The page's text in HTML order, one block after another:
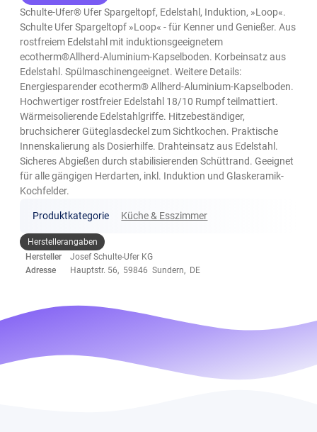
Schulte-Ufer® Ufer Spargeltopf, Edelstahl, Induktion, »Loop«.
Schulte Ufer Spargeltopf »Loop« - für Kenner und Genießer. Aus
rostfreiem Edelstahl mit induktionsgeeignetem
ecotherm®Allherd-Aluminium-Kapselboden. Korbeinsatz aus
Edelstahl. Spülmaschinengeeignet. Weitere Details:
Energiesparender ecotherm® Allherd-Aluminium-Kapselboden.
Hochwertiger rostfreier Edelstahl 18/10 Rumpf teilmattiert.
Wärmeisolierende Edelstahlgriffe. Hitzebeständiger,
bruchsicherer Güteglasdeckel zum Sichtkochen. Praktische
Innenskalierung als Dosierhilfe. Drahteinsatz aus Edelstahl.
Sicheres Abgießen durch stabilisierenden Schüttrand. Geeignet
für alle gängigen Herdarten, inkl. Induktion und Glaskeramik-
Kochfelder.
Produktkategorie Küche & Esszimmer
Herstellerangaben
Hersteller
Josef Schulte-Ufer KG
Adresse
Hauptstr. 56, 59846 Sundern, DE